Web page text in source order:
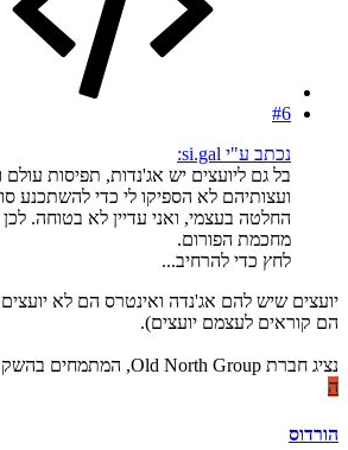
#6
נכתב ע"י si.gal:
בל גם ליועצים יש אג'נדות, תפיסות עולם
ועצותיהם לא הספיקו לי כדי להשתכנע
החלטה בעצמי, ואני עדיין לא בטוחה.
מחכמת הפורום.
לחץ כדי להרחיב...
יועצים שיש להם אג'נדה ואינטרס הם לא
הם קוראים לעצמם יועצים).
נציג חברת Old North Group, המתמחים בהשקעות נדל"ן בארה"ב.
ה
הורדוס